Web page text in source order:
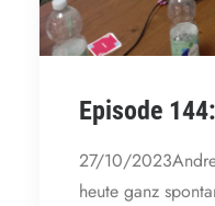
Episode
27/10/
heute ganz